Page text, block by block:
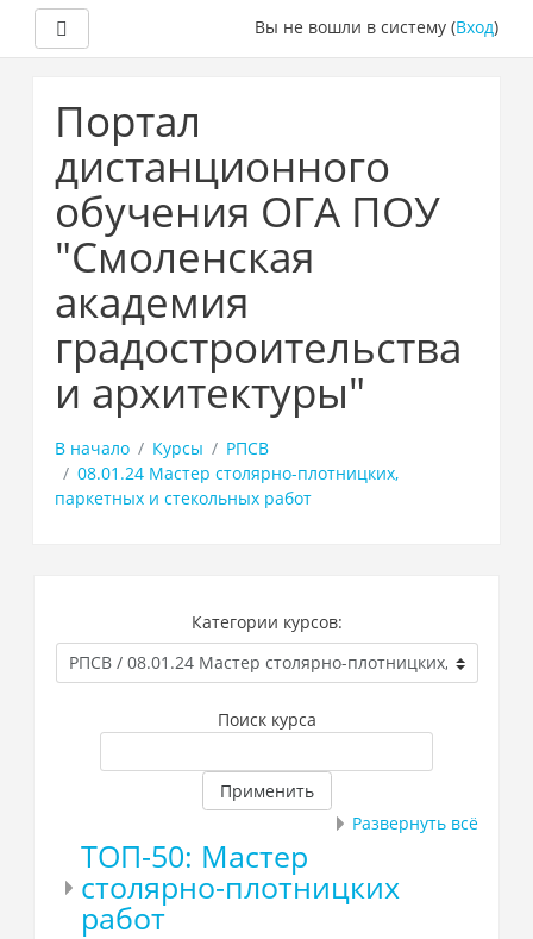
Вы не вошли в систему (Вход)
Портал
дистанционного
обучения ОГА ПОУ
"Смоленская
академия
градостроительства
и архитектуры"
В начало Курсы
РПСВ
08.01.24 Мастер столярно-плотницких,
паркетных и стекольных работ
Категории курсов:
Поиск курса
Применить
Развернуть всё
ТОП-50: Мастер
столярно-плотницких
работ